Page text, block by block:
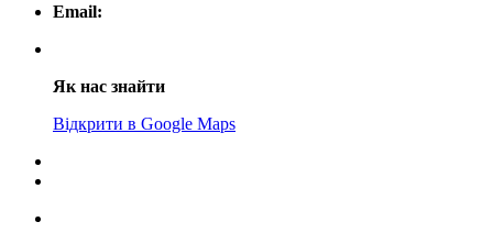
Email:
Як нас знайти
Відкрити в Google Maps